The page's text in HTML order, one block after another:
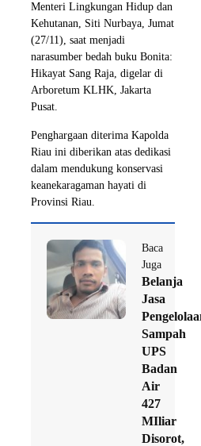
Menteri Lingkungan Hidup dan
Kehutanan, Siti Nurbaya, Jumat
(27/11), saat menjadi
narasumber bedah buku Bonita:
Hikayat Sang Raja, digelar di
Arboretum KLHK, Jakarta
Pusat.
Penghargaan diterima Kapolda
Riau ini diberikan atas dedikasi
dalam mendukung konservasi
keanekaragaman hayati di
Provinsi Riau.
Baca
Juga
Belanja
Jasa
Sampah
UPS
Badan
Air
427
MIliar
Disorot,